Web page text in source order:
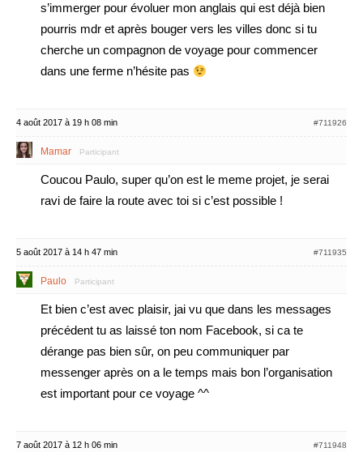
s’immerger pour évoluer mon anglais qui est déjà bien
pourris mdr et après bouger vers les villes donc si tu
cherche un compagnon de voyage pour commencer
dans une ferme n’hésite pas
4 août 2017 à 19 h 08 min #711926
Mamar Participant
Coucou Paulo, super qu’on est le meme projet, je serai
ravi de faire la route avec toi si c’est possible !
5 août 2017 à 14 h 47 min #711935
Paulo Participant
Et bien c’est avec plaisir, jai vu que dans les messages
précédent tu as laissé ton nom Facebook, si ca te
dérange pas bien sûr, on peu communiquer par
messenger après on a le temps mais bon l’organisation
est important pour ce voyage ^^
7 août 2017 à 12 h 06 min #711948